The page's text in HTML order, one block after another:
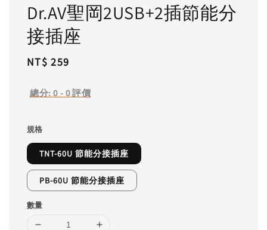
Dr.AV聖岡2USB+2插節能分
接插座
Regular
NT$ 259
總分:0 - 0評價
規格
TNT-60U 節能分接插座
PB-60U 節能分接插座
數量